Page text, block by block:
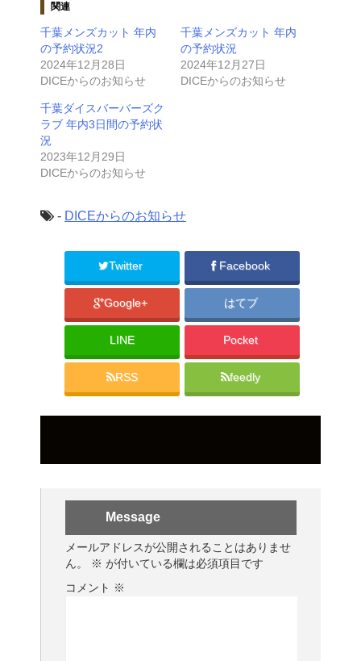
関連
千葉メンズカット 年内
の予約状況2
2024年12月28日
DICEからのお知らせ
千葉メンズカット 年内
の予約状況
2024年12月27日
DICEからのお知らせ
千葉ダイスバーバーズク
ラブ 年内3日間の予約状
況
2023年12月29日
DICEからのお知らせ
- DICEからのお知らせ
Twitter Facebook
Google+ はてブ
LINE Pocket
RSS feedly
Message
メールアドレスが公開されることはありませ
ん。
※ が付いている欄は必須項目です
コメント ※